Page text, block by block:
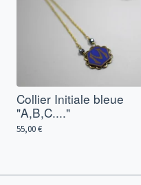
Collier Initiale bleue
"A,B,C...."
55,00€